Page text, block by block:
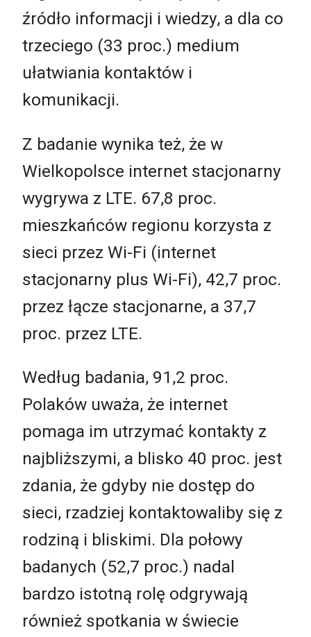
źródło informacji i wiedzy, a dla co
trzeciego (33 proc.) medium
ułatwiania kontaktów i
komunikacji.
Z badanie wynika też, że w
Wielkopolsce internet stacjonarny
wygrywa z LTE. 67,8 proc.
mieszkańców regionu korzysta z
sieci przez Wi-Fi (internet
stacjonarny plus Wi-Fi), 42,7 proc.
przez łącze stacjonarne, a 37,7
proc. przez LTE.
Według badania, 91,2 proc.
Polaków uważa, że internet
pomaga im utrzymać kontakty z
najbliższymi, a blisko 40 proc. jest
zdania, że gdyby nie dostęp do
sieci, rzadziej kontaktowaliby się z
rodziną i bliskimi. Dla połowy
badanych (52,7 proc.) nadal
bardzo istotną rolę odgrywają
również spotkania w świecie